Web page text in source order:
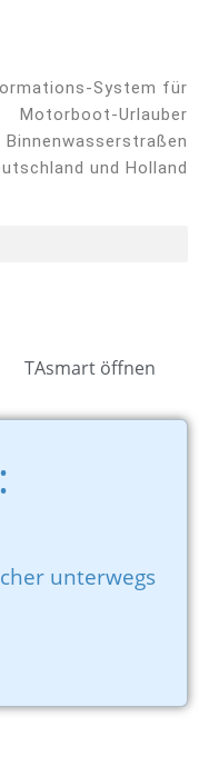
System für
Motorboot-Urlauber
und Holland
TAsmart öffnen
unterwegs